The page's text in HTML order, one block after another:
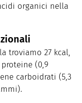
organici nella
troviamo 27 kcal,
(0,9
carboidrati (5,3